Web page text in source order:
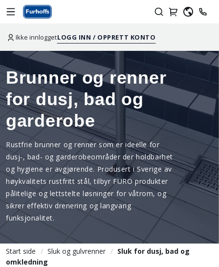
Ikke innloggetLOGG INN / OPPRETT KONTO
Start side Sluk og gulvrenner
Sluk for dusj, bad og
omkledning
Brunner og renner
for dusj, bad og
garderobe
Rustfrie brunner og renner som er ideelle for
dusj-, bad- og garderobeområder der holdbarhet
og hygiene er avgjørende. Produsert i Sverige av
høykvalitets rustfritt stål, tilbyr FURO produkter
pålitelige og lettstelte løsninger for våtrom, og
sikrer effektiv drenering og langvarig
funksjonalitet.